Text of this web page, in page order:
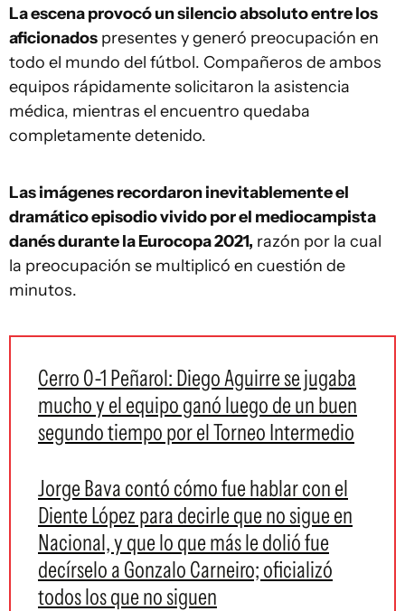
La escena provocó un silencio absoluto entre los
aficionados presentes y generó preocupación en
todo el mundo del fútbol. Compañeros de ambos
equipos rápidamente solicitaron la asistencia
médica, mientras el encuentro quedaba
completamente detenido.
Las imágenes recordaron inevitablemente el
dramático episodio vivido por el mediocampista
danés durante la Eurocopa 2021, razón por la cual
la preocupación se multiplicó en cuestión de
minutos.
Cerro 0-1 Peñarol: Diego Aguirre se jugaba
mucho y el equipo ganó luego de un buen
segundo tiempo por el Torneo Intermedio
Jorge Bava contó cómo fue hablar con el
Diente López para decirle que no sigue en
Nacional, y que lo que más le dolió fue
decírselo a Gonzalo Carneiro; oficializó
todos los que no siguen